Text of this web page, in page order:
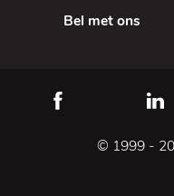
Bel met ons
© 1999 -